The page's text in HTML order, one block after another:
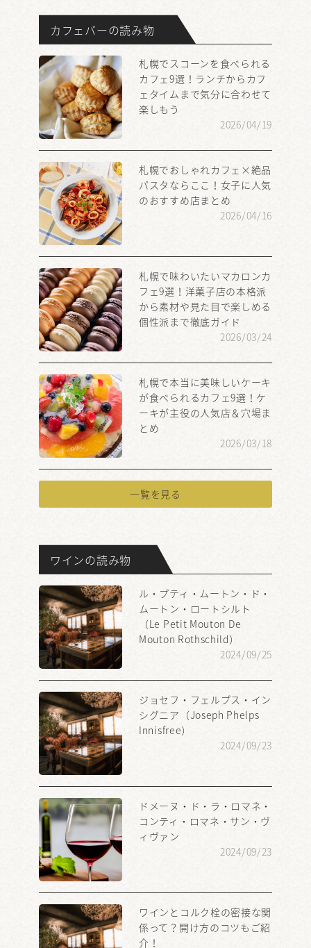
カフェバーの読み物
札幌でスコーンを食べられる
カフェ9選！ランチからカフ
ェタイムまで気分に合わせて
楽しもう
2026/04/19
札幌でおしゃれカフェ×絶品
パスタならここ！女子に人気
のおすすめ店まとめ
2026/04/16
札幌で味わいたいマカロンカ
フェ9選！洋菓子店の本格派
から素材や見た目で楽しめる
個性派まで徹底ガイド
2026/03/24
札幌で本当に美味しいケーキ
が食べられるカフェ9選！ケ
ーキが主役の人気店＆穴場ま
とめ
2026/03/18
一覧を見る
ワインの読み物
ル・プティ・ムートン・ド・
ムートン・ロートシルト
（Le Petit Mouton De
Mouton Rothschild）
2024/09/25
ジョセフ・フェルプス・イン
シグニア（Joseph Phelps
Innisfree）
2024/09/23
ドメーヌ・ド・ラ・ロマネ・
コンティ・ロマネ・サン・ヴ
ィヴァン
2024/09/23
ワインとコルク栓の密接な関
係って？開け方のコツもご紹
介！